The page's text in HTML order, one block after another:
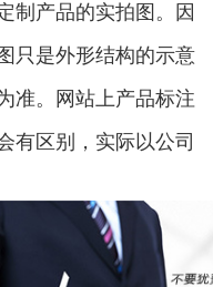
制产品的实拍图。因
只是外形结构的示意
准。网站上产品标注
有区别，实际以公司